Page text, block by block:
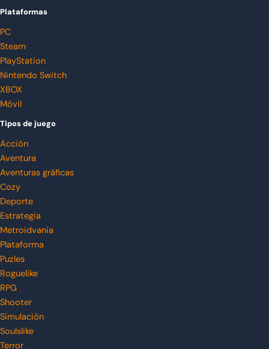
Plataformas
PC
Steam
PlayStation
Nintendo Switch
XBOX
Móvil
Tipos de juego
Acción
Aventura
Aventuras gráficas
Cozy
Deporte
Estrategia
Metroidvania
Plataforma
Puzles
Roguelike
RPG
Shooter
Simulación
Soulslike
Terror